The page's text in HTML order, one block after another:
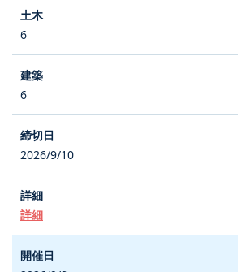
6
6
2026/9/10
詳細